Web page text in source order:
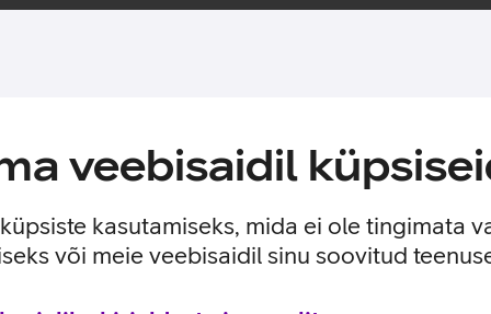
veebisaidil
kasutamiseks, mida ei ole tingimata
või meie veebisaidil sinu soovitud
kaitse sinu telefonile. Ümbris sobitub ideaalselt ümber